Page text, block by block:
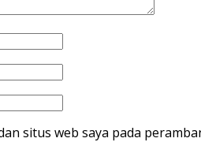
situs web saya pada